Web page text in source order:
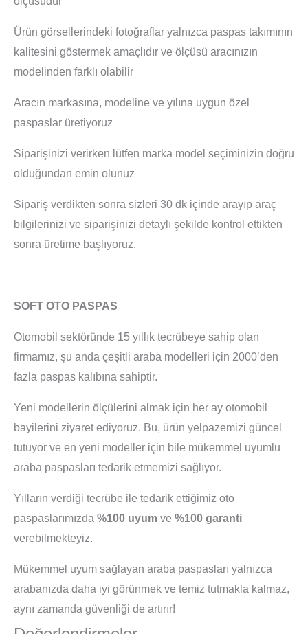
Ürün görsellerindeki fotoğraflar yalnızca paspas takımının
kalitesini göstermek amaçlıdır ve ölçüsü aracınızın
modelinden farklı olabilir
Aracın markasına, modeline ve yılına uygun özel
paspaslar üretiyoruz
Siparişinizi verirken lütfen marka model seçiminizin doğru
olduğundan emin olunuz
Sipariş verdikten sonra sizleri 30 dk içinde arayıp araç
bilgilerinizi ve siparişinizi detaylı şekilde kontrol ettikten
sonra üretime başlıyoruz.
SOFT OTO PASPAS
Otomobil sektöründe 15 yıllık tecrübeye sahip olan
firmamız, şu anda çeşitli araba modelleri için 2000’den
fazla paspas kalıbına sahiptir.
Yeni modellerin ölçülerini almak için her ay otomobil
bayilerini ziyaret ediyoruz. Bu, ürün yelpazemizi güncel
tutuyor ve en yeni modeller için bile mükemmel uyumlu
araba paspasları tedarik etmemizi sağlıyor.
Yılların verdiği tecrübe ile tedarik ettiğimiz oto
paspaslarımızda %100 uyum ve %100 garanti
verebilmekteyiz.
Mükemmel uyum sağlayan araba paspasları yalnızca
arabanızda daha iyi görünmek ve temiz tutmakla kalmaz,
aynı zamanda güvenliği de artırır!